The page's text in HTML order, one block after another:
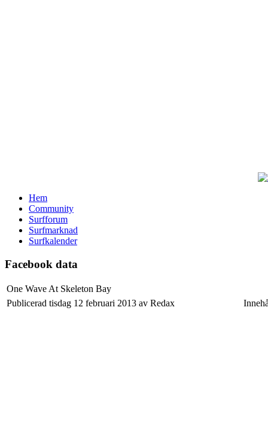
Hem
Community
Surfforum
Surfmarknad
Surfkalender
Facebook data
One Wave At Skeleton Bay
Publicerad tisdag 12 februari 2013 av Redax